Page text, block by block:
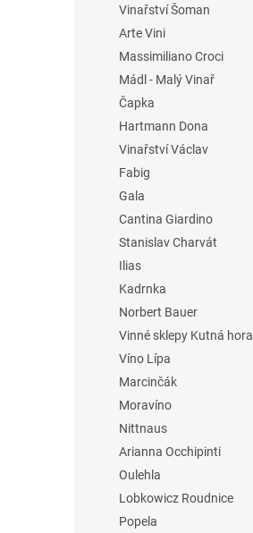
Vinařství Šoman
Arte Vini
Massimiliano Croci
Mádl - Malý Vinař
Čapka
Hartmann Dona
Vinařství Václav
Fabig
Gala
Cantina Giardino
Stanislav Charvát
Ilias
Kadrnka
Norbert Bauer
Vinné sklepy Kutná hora
Víno Lípa
Marcinčák
Moravíno
Nittnaus
Arianna Occhipinti
Oulehla
Lobkowicz Roudnice
Popela